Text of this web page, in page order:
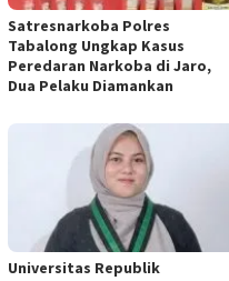
Satresnarkoba Polres
Tabalong Ungkap Kasus
Peredaran Narkoba di Jaro,
Dua Pelaku Diamankan
Universitas Republik